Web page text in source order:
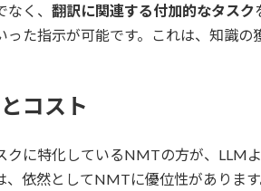
く、 翻訳に関連する付加的なタスク
た指示が可能です。これは、知識
コスト
クに特化しているNMTの方が、LLM
依然としてNMTに優位性があります